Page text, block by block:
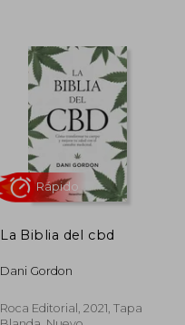
55%
dcto.
La Biblia del cbd
Dani Gordon
Roca Editorial, 2021, Tapa